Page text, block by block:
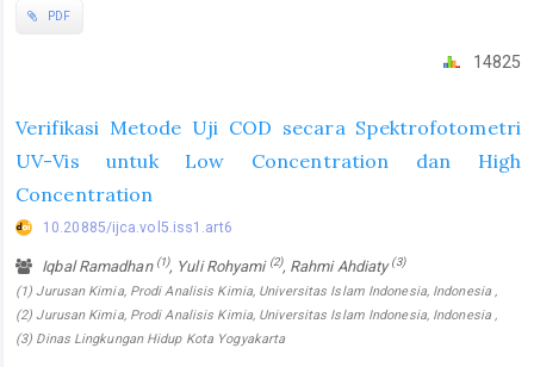
PDF
14825
Verifikasi Metode Uji COD secara Spektrofotometri
UV-Vis untuk Low Concentration dan High
Concentration
10.20885/ijca.vol5.iss1.art6
Iqbal Ramadhan (1), Yuli Rohyami (2), Rahmi Ahdiaty(3)
(1) Jurusan Kimia, Prodi Analisis Kimia, Universitas Islam Indonesia, Indonesia ,
(2) Jurusan Kimia, Prodi Analisis Kimia, Universitas Islam Indonesia, Indonesia ,
(3) Dinas Lingkungan Hidup Kota Yogyakarta